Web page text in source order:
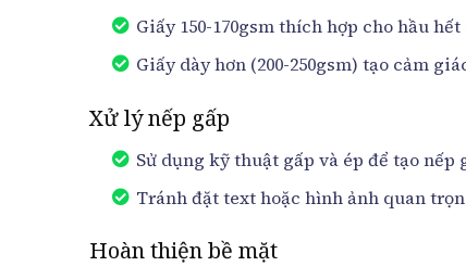
Giấy 150-170gsm thích hợp cho hầu
Giấy dày hơn (200-250gsm) tạo cảm
Xử lý nếp gấp
Sử dụng kỹ thuật gấp và ép để tạo nếp
Tránh đặt text hoặc hình ảnh quan
Hoàn thiện bề mặt